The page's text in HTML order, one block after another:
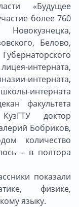
«Будущее
более 760
Белово,
интерната,
интерната,
интерната
факультета
доктор
Бобриков,
количество
– в полтора
показали
физике,
языку.